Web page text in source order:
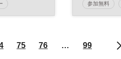
参加無料
75 76 … 99